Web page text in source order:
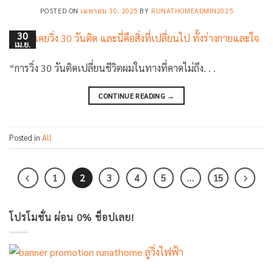
POSTED ON เมษายน 30, 2025 BY RUNATHOMEADMIN2025
30
เม.ย.
“การวิ่ง 30 วันติดเปลี่ยนชีวิตผมในทางที่คาดไม่ถึง. . .
CONTINUE READING →
Posted in All
1 2 3 4 5 … 15
โปรโมชั่น ผ่อน 0% ช็อปเลย!